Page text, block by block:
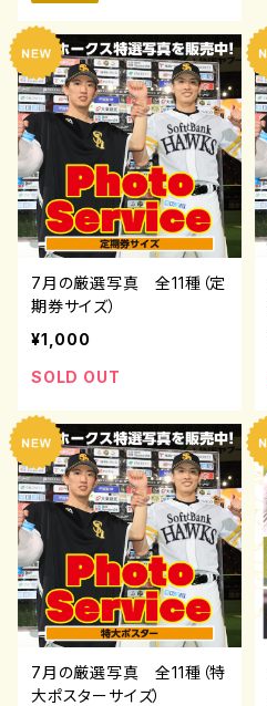
7月の厳選写真 全11種（定
期券サイズ）
¥1,000
SOLD OUT
7月の厳選写真 全11種（特
大ポスターサイズ）